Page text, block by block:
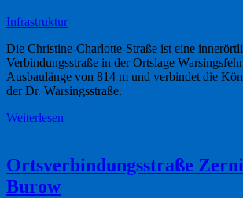
Infrastruktur
Die Christine-Charlotte-Straße ist eine
Verbindungsstraße in der Ortslage
Ausbaulänge von 814 m und verbindet die
der Dr. Warsingsstraße.
Weiterlesen
Ortsverbindungsstraße
Burow